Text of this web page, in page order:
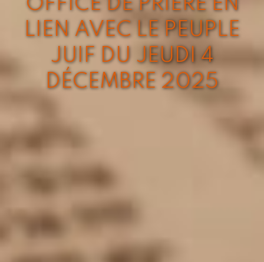
LIEN AVEC LE PEUPLE
JUIF DU JEUDI 4
DÉCEMBRE 2025